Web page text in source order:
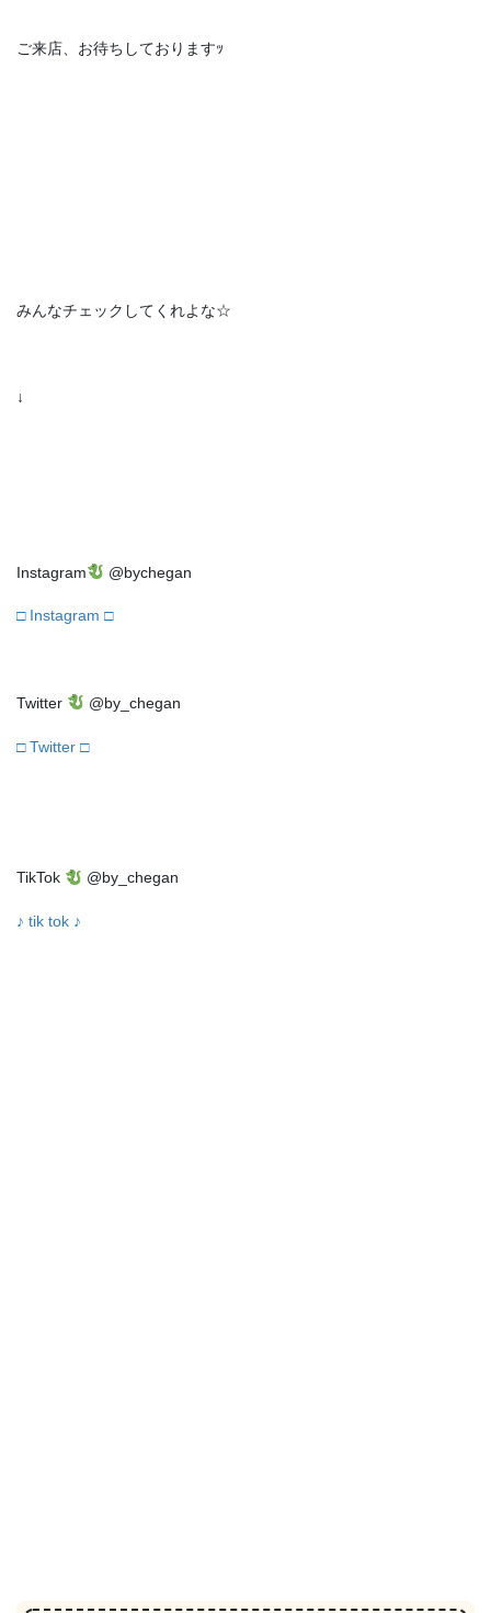
ご来店、お待ちしておりますｯ
みんなチェックしてくれよな☆
↓
Instagram @bychegan
□ Instagram □
Twitter @by_chegan
□ Twitter □
TikTok @by_chegan
♪ tik tok ♪